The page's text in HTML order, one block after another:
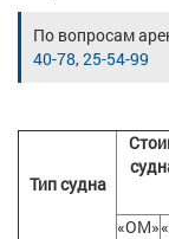
По вопросам
40-78,25-54-99
Тип судна
«ОМ»